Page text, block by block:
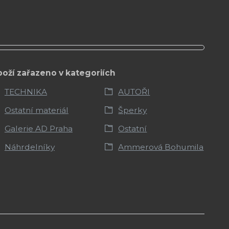
zařazeno v kategoriích
TECHNIKA
AUTOŘI
Ostatní materiál
Šperky
Galerie AD Praha
Ostatní
Náhrdelníky
Ammerová Bohumila